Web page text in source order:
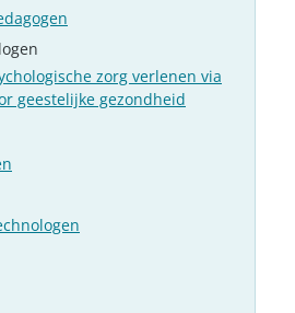
zorg verlenen via
geestelijke gezondheid